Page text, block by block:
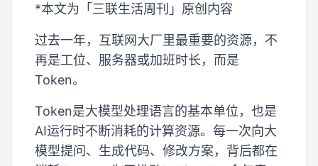
*本文为「三联生活周刊」原创内容
过去一年，互联网大厂里最重要的资源，不
再是工位、服务器或加班时长，而是
Token。
Token是大模型处理语言的基本单位，也是
AI运行时不断消耗的计算资源。每一次向大
模型提问、生成代码、修改方案，背后都在